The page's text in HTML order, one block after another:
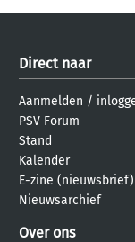
Direct naar
Aanmelden /
PSV Forum
Stand
Kalender
E-zine (nieuwsbrief)
Nieuwsarchief
Over ons